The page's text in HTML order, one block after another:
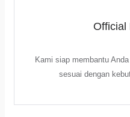
Official
Kami siap membantu
sesuai dengan